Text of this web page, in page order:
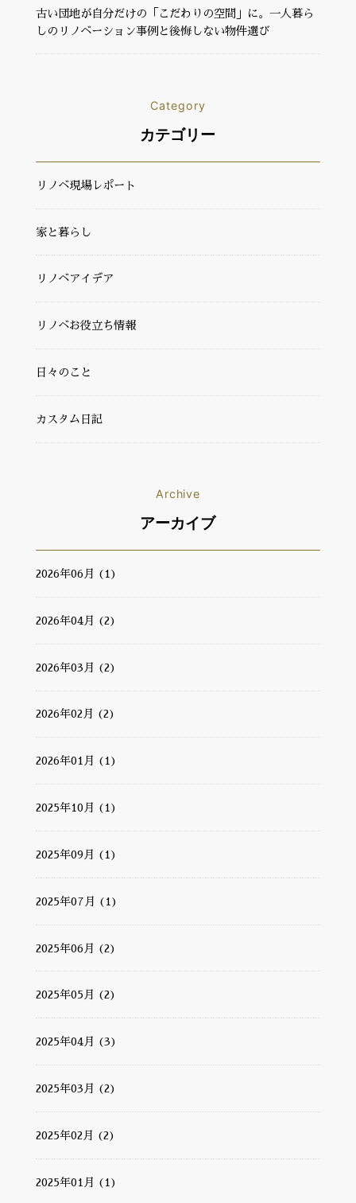
古い団地が自分だけの「こだわりの空間」に。一人暮ら
しのリノベーション事例と後悔しない物件選び
Category
カテゴリー
リノベ現場レポート
家と暮らし
リノベアイデア
リノベお役立ち情報
日々のこと
カスタム日記
Archive
アーカイブ
2026年06月 (1)
2026年04月 (2)
2026年03月 (2)
2026年02月 (2)
2026年01月 (1)
2025年10月 (1)
2025年09月 (1)
2025年07月 (1)
2025年06月 (2)
2025年05月 (2)
2025年04月 (3)
2025年03月 (2)
2025年02月 (2)
2025年01月 (1)